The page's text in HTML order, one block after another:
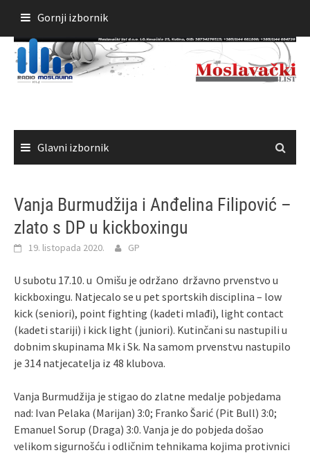
sadržaja
Gornji izbornik
Glavni izbornik
Vanja Burmudžija i Anđelina Filipović –
zlato s DP u kickboxingu
19. listopada 2020. GP
U subotu 17.10. u Omišu je održano državno prvenstvo u
kickboxingu. Natjecalo se u pet sportskih disciplina – low
kick (seniori), point fighting (kadeti mlađi), light contact
(kadeti stariji) i kick light (juniori). Kutinčani su nastupili u
dobnim skupinama Mk i Sk. Na samom prvenstvu nastupilo
je 314 natjecatelja iz 48 klubova.
Vanja Burmudžija je stigao do zlatne medalje pobjedama
nad: Ivan Pelaka (Marijan) 3:0; Franko Šarić (Pit Bull) 3:0;
Emanuel Sorup (Draga) 3:0. Vanja je do pobjeda došao
velikom sigurnošću i odličnim tehnikama kojima protivnici